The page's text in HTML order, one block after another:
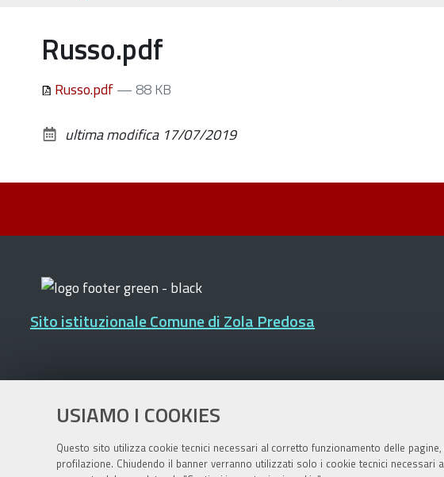
USIAMO I COOKIES
Questo sito utilizza cookie tecnici necessari al corretto funzionamento delle
profilazione. Chiudendo il banner verranno utilizzati solo i cookie tecnici
Russo.pdf
Russo.pdf— 88 KB
ultima modifica 17/07/2019
Sito istituzionale Comune di Zola Predosa